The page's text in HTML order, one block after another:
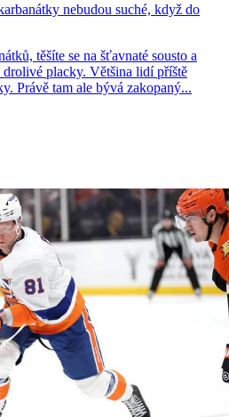
nebudou suché, když do
těšíte se na šťavnaté sousto a
drolivé placky. Většina lidí příště
Právě tam ale bývá zakopaný...